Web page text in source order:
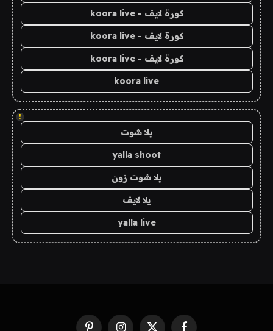
كورة لايف - koora live
كورة لايف - koora live
كورة لايف - koora live
koora live
!
يلا شوت
yalla shoot
يلا شوت زون
يلا لايف
yalla live